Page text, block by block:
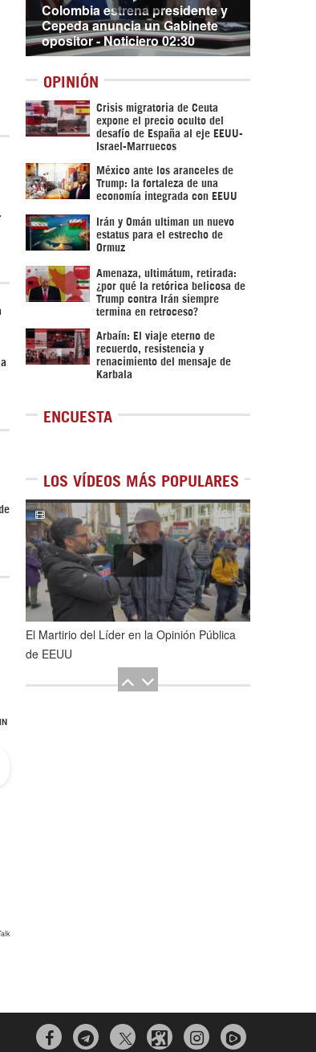
Colombia estrena presidente y
Cepeda anuncia un Gabinete
opositor - Noticiero 02:30
OPINIÓN
Crisis migratoria de Ceuta
expone el precio oculto del
desafío de España al eje EEUU-
Israel-Marruecos
México ante los aranceles de
Trump: la fortaleza de una
economía integrada con EEUU
Irán y Omán ultiman un nuevo
estatus para el estrecho de
Ormuz
Amenaza, ultimátum, retirada:
¿por qué la retórica belicosa de
Trump contra Irán siempre
termina en retroceso?
Arbaín: El viaje eterno de
recuerdo, resistencia y
renacimiento del mensaje de
Karbala
ENCUESTA
LOS VÍDEOS MÁS POPULARES
1de5
El Martirio del Líder en la Opinión Pública
de EEUU
  